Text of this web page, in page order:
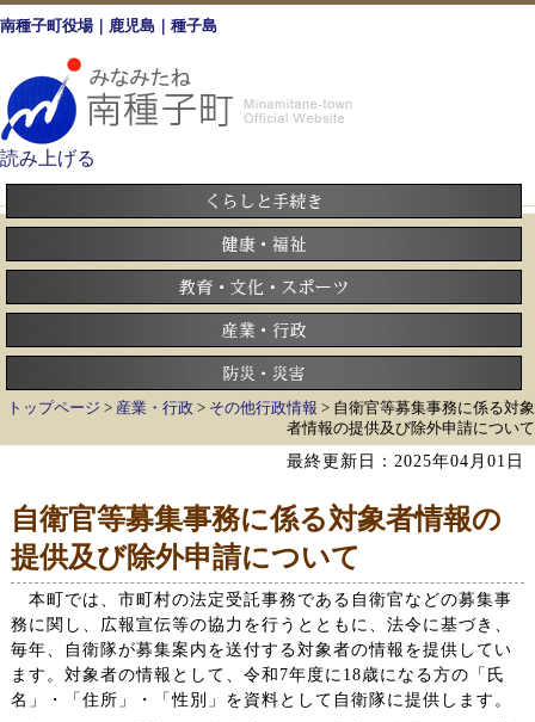
南種子町役場｜鹿児島｜種子島
読み上げる
トップページ > 産業・行政 > その他行政情報 > 自衛官等募集事務に係る対象
者情報の提供及び除外申請について
最終更新日：2025年04月01日
自衛官等募集事務に係る対象者情報の
提供及び除外申請について
本町では、市町村の法定受託事務である自衛官などの募集事
務に関し、広報宣伝等の協力を行うとともに、法令に基づき、
毎年、自衛隊が募集案内を送付する対象者の情報を提供してい
ます。対象者の情報として、令和7年度に18歳になる方の「氏
名」・「住所」・「性別」を資料として自衛隊に提供します。